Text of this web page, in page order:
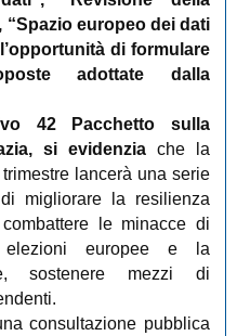
europeo dei dati
di formulare
adottate dalla
42 Pacchetto sulla
si evidenziache la
lancerà una serie
migliorare la resilienza
le minacce di
elezioni europee e la
sostenere mezzi di
consultazione pubblica